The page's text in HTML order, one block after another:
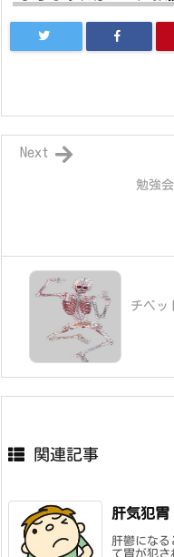
勉強
Next
チベッ
関連記事
肝気犯胃
肝鬱になる
て胃が犯